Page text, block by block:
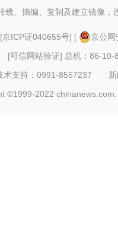
载、摘编、复制及建立镜像，
京ICP证040655号] [
京公
[可信网站验证] 总机：86-10-
支持：0991-8557237
©1999-2022